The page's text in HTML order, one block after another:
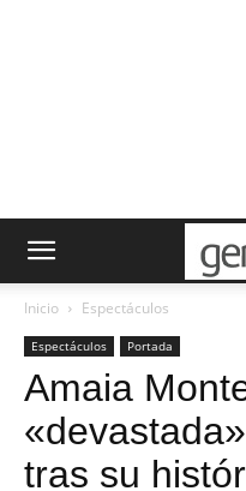
Inicio Espectáculos
Espectáculos Portada
Amaia
tras su